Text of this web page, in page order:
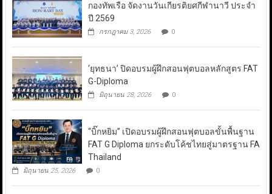
กองทัพเรือ จัดงานวันเกียรติยศกีฬานาวี ประจำ
ปี 2569
กรกฎาคม 3, 2026 0
‘ยุทธนา’ ปิดอบรมผู้ฝึกสอนฟุตบอลหลักสูตร FAT
G-Diploma
มิถุนายน 28, 2026 0
“บิ๊กหยิม” เปิดอบรมผู้ฝึกสอนฟุตบอลขั้นพื้นฐาน
FAT G Diploma ยกระดับโค้ชไทยสู่มาตรฐาน FA
Thailand
มิถุนายน 25, 2026 0